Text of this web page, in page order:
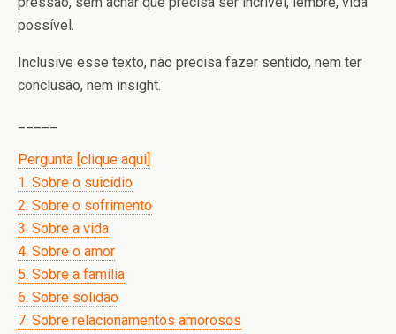
possível.
Inclusive esse texto, não precisa fazer sentido, nem ter
conclusão, nem insight.
Pergunta [clique aqui]
1. Sobre o suicídio
2. Sobre o sofrimento
3. Sobre a vida
4. Sobre o amor
5. Sobre a família
6. Sobre solidão
7. Sobre relacionamentos amorosos